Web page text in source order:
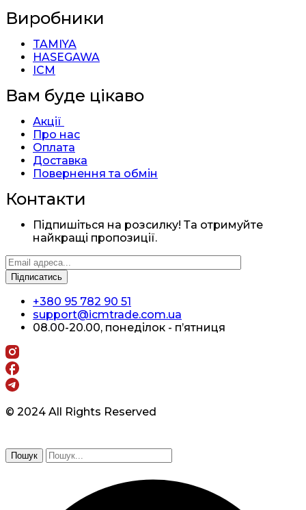
Виробники
TAMIYA
HASEGAWA
ICM
Вам буде цікаво
Акції
Про нас
Оплата
Доставка
Повернення та обмін
Контакти
Підпишіться на розсилку! Та отримуйте
найкращі пропозиції.
+380 95 782 90 51
support@icmtrade.com.ua
08.00-20.00, понеділок - п’ятниця
© 2024 All Rights Reserved
Пошук